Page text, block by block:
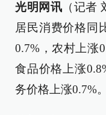
光明网讯 （记者
居民消费价格同
0.7%，农村上涨
食品价格上涨
务价格上涨0.7%。